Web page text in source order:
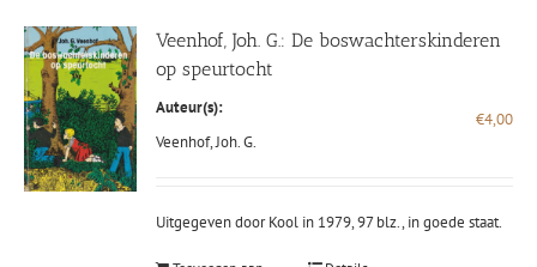
Veenhof, Joh. G.: De boswachterskinderen
op speurtocht
Auteur(s):
Veenhof, Joh. G.
€4,00
Uitgegeven door Kool in 1979, 97 blz., in goede staat.